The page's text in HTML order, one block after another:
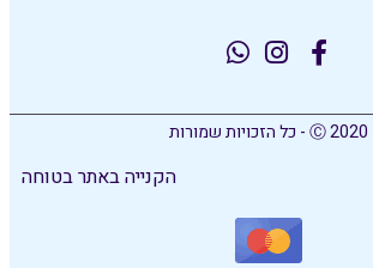
Ⓒ 2020 - כל הזכויות שמורות
הקנייה באתר בטוחה